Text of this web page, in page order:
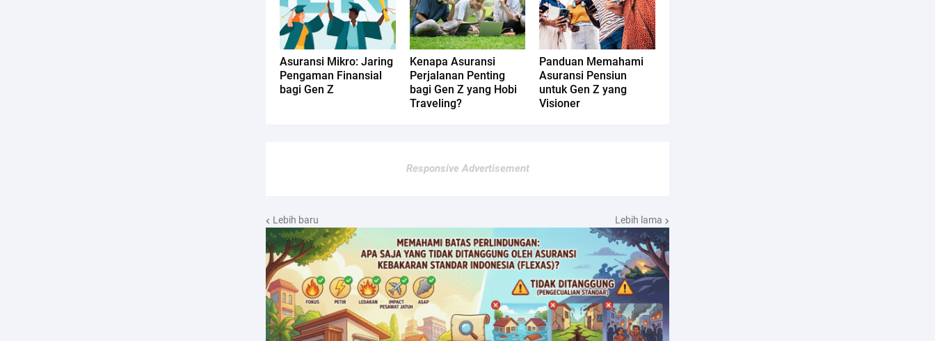
Asuransi Mikro: Jaring
Pengaman Finansial
bagi Gen Z
Kenapa Asuransi
Perjalanan Penting
bagi Gen Z yang Hobi
Traveling?
Panduan Memahami
Asuransi Pensiun
untuk Gen Z yang
Visioner
Responsive Advertisement
Lebih baru Lebih lama